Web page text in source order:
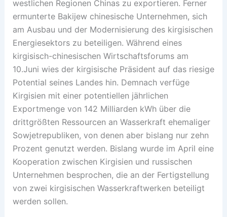
westlichen Regionen Chinas zu exportieren. Ferner
ermunterte Bakijew chinesische Unternehmen, sich
am Ausbau und der Modernisierung des kirgisischen
Energiesektors zu beteiligen. Während eines
kirgisisch-chinesischen Wirtschaftsforums am
10.Juni wies der kirgisische Präsident auf das riesige
Potential seines Landes hin. Demnach verfüge
Kirgisien mit einer potentiellen jährlichen
Exportmenge von 142 Milliarden kWh über die
drittgrößten Ressourcen an Wasserkraft ehemaliger
Sowjetrepubliken, von denen aber bislang nur zehn
Prozent genutzt werden. Bislang wurde im April eine
Kooperation zwischen Kirgisien und russischen
Unternehmen besprochen, die an der Fertigstellung
von zwei kirgisischen Wasserkraftwerken beteiligt
werden sollen.